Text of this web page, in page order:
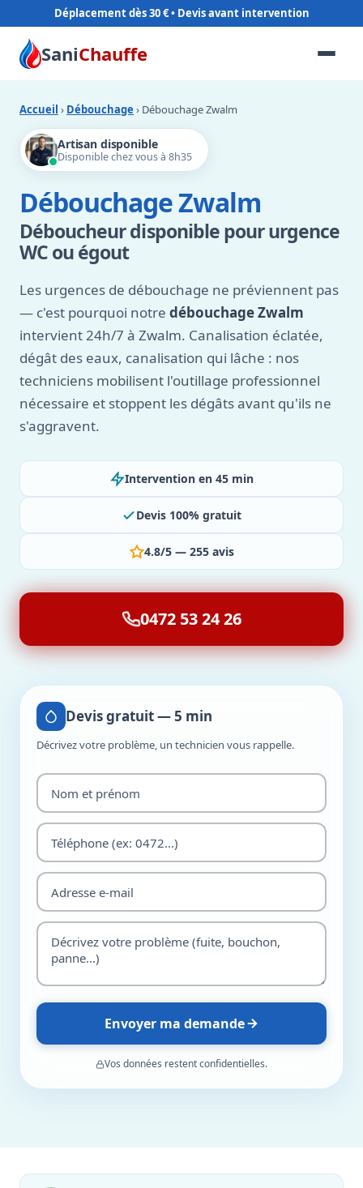
Déplacement dès 30 €
SaniChauffe
Accueil › Débouchage › Débouchage Zwalm
Artisan disponible
Disponible chez vous à 8h35
Débouchage Zwalm
Déboucheur disponible pour urgence
WC ou égout
Les urgences de débouchage ne préviennent pas
— c'est pourquoi notre débouchage Zwalm
intervient 24h/7 à Zwalm. Canalisation éclatée,
dégât des eaux, canalisation qui lâche : nos
techniciens mobilisent l'outillage professionnel
nécessaire et stoppent les dégâts avant qu'ils ne
s'aggravent.
Intervention en 45 min
Devis 100% gratuit
4.8/5 — 255 avis
0472 53 24 26
Devis gratuit — 5 min
Décrivez votre problème, un technicien vous rappelle.
Envoyer ma demande
Vos données restent confidentielles.